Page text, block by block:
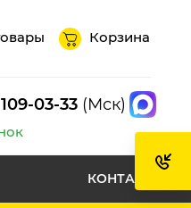
Корзина
03-33 (Мск)
КОНТАКТЫ